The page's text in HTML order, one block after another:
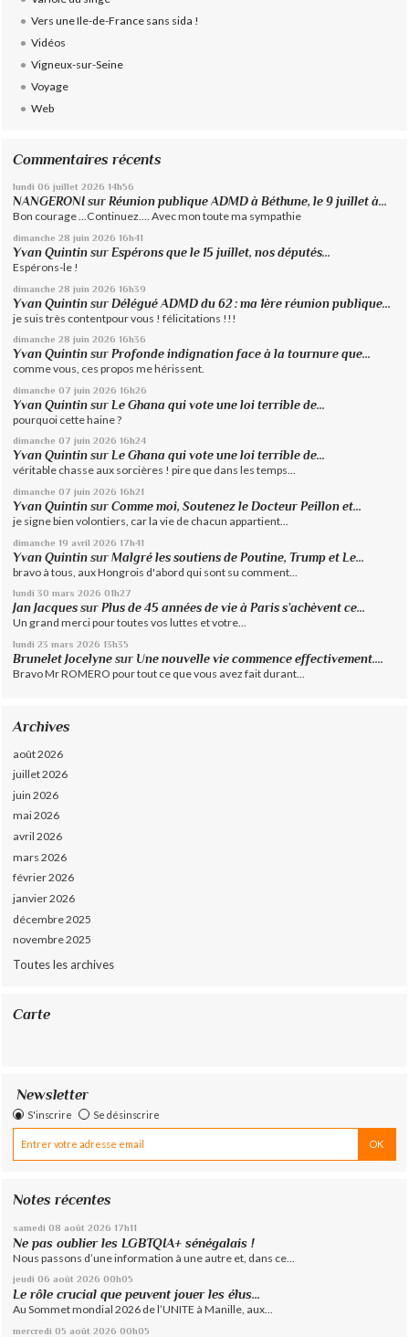
Vers une Ile-de-France sans sida !
Vidéos
Vigneux-sur-Seine
Voyage
Web
Commentaires récents
lundi 06 juillet 2026 14h56
NANGERONI surRéunion publique ADMD à Béthune, le 9 juillet à...
Bon courage ...Continuez.... Avec mon toute ma sympathie
dimanche 28 juin 2026 16h41
Yvan Quintin surEspérons que le 15 juillet, nos députés...
Espérons-le !
dimanche 28 juin 2026 16h39
Yvan Quintin surDélégué ADMD du 62 : ma 1ère réunion publique...
je suis très contentpour vous ! félicitations !!!
dimanche 28 juin 2026 16h36
Yvan Quintin surProfonde indignation face à la tournure que...
comme vous, ces propos me hérissent.
dimanche 07 juin 2026 16h26
Yvan Quintin sur Le Ghana qui vote une loi terrible de...
pourquoi cette haine ?
dimanche 07 juin 2026 16h24
Yvan Quintin surLe Ghana qui vote une loi terrible de...
véritable chasse aux sorcières ! pire que dans les temps...
dimanche 07 juin 2026 16h21
Yvan Quintin surComme moi, Soutenez le Docteur Peillon et...
je signe bien volontiers, car la vie de chacun appartient...
dimanche 19 avril 2026 17h41
Yvan Quintin surMalgré les soutiens de Poutine, Trump et Le...
bravo à tous, aux Hongrois d'abord qui sont su comment...
lundi 30 mars 2026 01h27
Jan Jacques surPlus de 45 années de vie à Paris s’achèvent ce...
Un grand merci pour toutes vos luttes et votre...
lundi 23 mars 2026 13h35
Brunelet Jocelyne sur Une nouvelle vie commence effectivement....
Bravo Mr ROMERO pour tout ce que vous avez fait durant...
Archives
août 2026
juillet 2026
juin 2026
mai 2026
avril 2026
mars 2026
février 2026
janvier 2026
décembre 2025
novembre 2025
Toutes les archives
Carte
Newsletter
S'inscrire Se désinscrire
Notes récentes
samedi 08 août 2026 17h11
Ne pas oublier les LGBTQIA+ sénégalais !
Nous passons d’une information à une autre et, dans ce...
jeudi 06 août 2026 00h05
Le rôle crucial que peuvent jouer les élus...
Au Sommet mondial 2026 de l’UNITE à Manille, aux...
mercredi 05 août 2026 00h05